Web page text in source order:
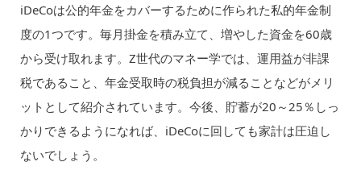
iDeCoは公的年金をカバーするために作られた私的年金制
度の1つです。毎月掛金を積み立て、増やした資金を60歳
から受け取れます。Z世代のマネー学では、運用益が非課
税であること、年金受取時の税負担が減ることなどがメリ
ットとして紹介されています。今後、貯蓄が20～25％しっ
かりできるようになれば、iDeCoに回しても家計は圧迫し
ないでしょう。